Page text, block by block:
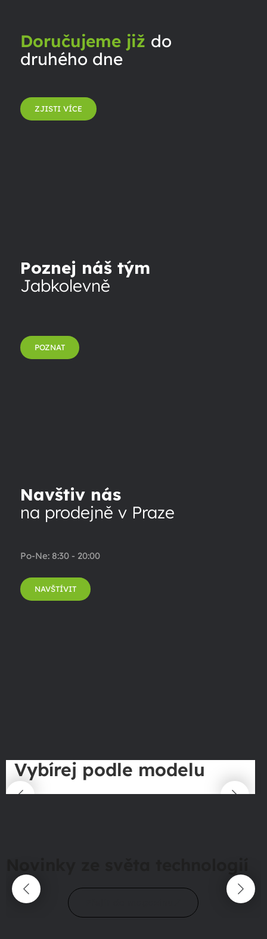
Doručujeme již do
druhého dne
ZJISTI VÍCE
Poznej náš tým
Jabkolevně
POZNAT
Navštiv nás
na prodejně v Praze
Po-Ne: 8:30 - 20:00
NAVŠTÍVIT
Vybírej podle modelu